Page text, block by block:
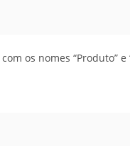
os nomes “Produto”